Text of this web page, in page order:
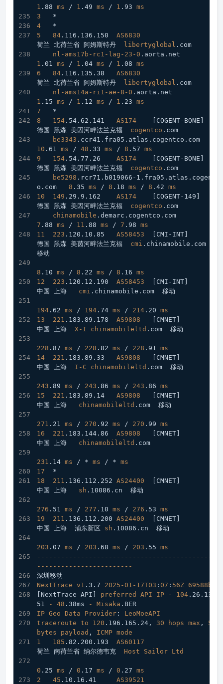
1 .88 ms / 1 .49 ms / 1 .93 ms
3
   *
4
   *
5
84 .116 .136 .150
AS6830
荷兰 北荷兰省 阿姆斯特丹
libertyglobal .com
nl-ams17b-rc1-lag-23-0 .aorta .net
1 .01 ms / 1 .04 ms / 1 .08 ms
6
84 .116 .135 .38
AS6830
荷兰 北荷兰省 阿姆斯特丹
libertyglobal .com
nl-ams14a-ri1-ae-8-0 .aorta .net
1 .15 ms / 1 .12 ms / 1 .23 ms
7
   *
8
154 .54 .62 .141 AS174
[COGENT-BONE]
德国 黑森 美因河畔法兰克福 cogentco .com
be3343 .ccr41 .fra05 .atlas .cogentco .com
10 .61 ms / 48 .33 ms / 8 .57 ms
9
154 .54 .77 .26 AS174
[COGENT-BONE]
德国 黑森 美因河畔法兰克福 cogentco .com
be5298 .rcr71 .b019066-1 .fra05 .atlas .cogentc
o .com 8 .35 ms / 8 .18 ms / 8 .42 ms
10
149 .29 .9 .162 AS174
[COGENT-149]
德国 黑森 美因河畔法兰克福 cogentco .com
chinamobile .demarc .cogentco .com
7 .88 ms / 11 .88 ms / 7 .98 ms
11
223 .120 .10 .85 AS58453
[CMI-INT]
德国 黑森 美茵河畔法兰克福 cmi .chinamobile .com
移动
8 .10 ms / 8 .22 ms / 8 .16 ms
12
223 .120 .12 .190 AS58453
[CMI-INT]
中国 上海 cmi .chinamobile .com
  移动
194 .62 ms / 194 .74 ms / 214 .20 ms
13
221 .183 .89 .178 AS9808
[CMNET]
中国 上海 X-I chinamobileltd .com
  移动
228 .87 ms / 228 .82 ms / 228 .91
ms
14
221 .183 .89 .33 AS9808
[CMNET]
中国 上海 I -C chinamobileltd .com
  移动
243 .89 ms / 243 .86 ms / 243 .86 ms
15
221 .183 .89 .14 AS9808
[CMNET]
中国 上海 chinamobileltd .com
  移动
271 .21 ms / 270 .92 ms / 270 .99 ms
16
221 .183 .144 .86 AS9808
[CMNET]
中国 上海 chinamobileltd .com
231 .14 ms / * ms / * ms
17
  *
18
211 .136 .112 .252 AS24400
[CMNET]
中国 上海 sh .10086 .cn
  移动
276 .51 ms / 277 .10 ms / 276 .53 ms
19
211 .136 .112 .200 AS24400
[CMNET]
中国 上海  浦东新区 sh .10086 .cn
  移动
203 .07 ms / 203 .68 ms / 203 .55 ms
----------------------------------------------
------------------------
深圳移动
NextTrace v1 .3 .7 2025-01-17T03 : 07 : 56Z 69588b0
[NextTrace API]
preferred API IP - 104 .26 .13
51
- 48 .38ms - Misaka .BER
IP Geo Data Provider : LeoMoeAPI
traceroute to 120 .196 .165 .24 , 30 hops max , 52
bytes
payload , ICMP mode
1
185 .82 .200 .193
AS60117
荷兰 南荷兰省 纳尔德韦克 Host Sailor Ltd
0 .25 ms / 0 .17 ms / 0 .27 ms
2
45 .10 .16 .41
AS39521